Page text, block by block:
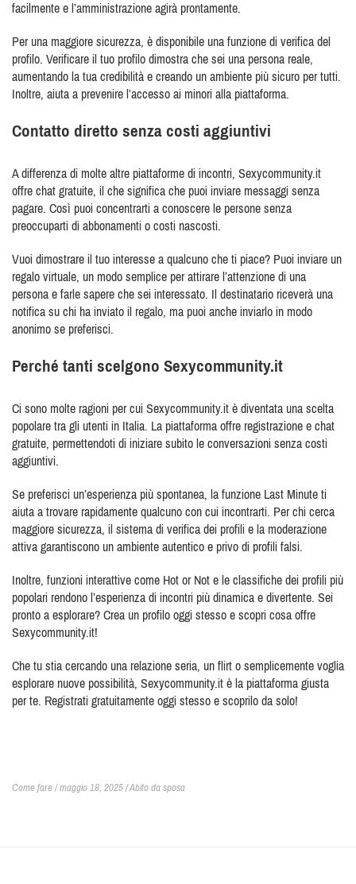
facilmente e l’amministrazione agirà prontamente.
Per una maggiore sicurezza, è disponibile una funzione di verifica del
profilo. Verificare il tuo profilo dimostra che sei una persona reale,
aumentando la tua credibilità e creando un ambiente più sicuro per tutti.
Inoltre, aiuta a prevenire l’accesso ai minori alla piattaforma.
Contatto diretto senza costi aggiuntivi
A differenza di molte altre piattaforme di incontri, Sexycommunity.it
offre chat gratuite, il che significa che puoi inviare messaggi senza
pagare. Così puoi concentrarti a conoscere le persone senza
preoccuparti di abbonamenti o costi nascosti.
Vuoi dimostrare il tuo interesse a qualcuno che ti piace? Puoi inviare un
regalo virtuale, un modo semplice per attirare l’attenzione di una
persona e farle sapere che sei interessato. Il destinatario riceverà una
notifica su chi ha inviato il regalo, ma puoi anche inviarlo in modo
anonimo se preferisci.
Perché tanti scelgono Sexycommunity.it
Ci sono molte ragioni per cui Sexycommunity.it è diventata una scelta
popolare tra gli utenti in Italia. La piattaforma offre registrazione e chat
gratuite, permettendoti di iniziare subito le conversazioni senza costi
aggiuntivi.
Se preferisci un’esperienza più spontanea, la funzione Last Minute ti
aiuta a trovare rapidamente qualcuno con cui incontrarti. Per chi cerca
maggiore sicurezza, il sistema di verifica dei profili e la moderazione
attiva garantiscono un ambiente autentico e privo di profili falsi.
Inoltre, funzioni interattive come Hot or Not e le classifiche dei profili più
popolari rendono l’esperienza di incontri più dinamica e divertente. Sei
pronto a esplorare? Crea un profilo oggi stesso e scopri cosa offre
Sexycommunity.it!
Che tu stia cercando una relazione seria, un flirt o semplicemente voglia
esplorare nuove possibilità, Sexycommunity.it è la piattaforma giusta
per te. Registrati gratuitamente oggi stesso e scoprilo da solo!
Come fare / maggio 18, 2025 /Abito da sposa